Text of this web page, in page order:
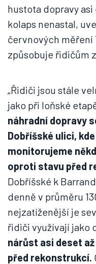
hustota dopravy
kolaps nenastal,
červnových měření
způsobuje řidičům
„Řidiči jsou stále
jako při loňské
náhradní dopravy
Dobříšské ulici,
monitorujeme
oproti stavu před
Dobříšské k
denně v průměru
nejzatíženější je
řidiči využívají jako
nárůst asi deset
před rekonstrukcí.